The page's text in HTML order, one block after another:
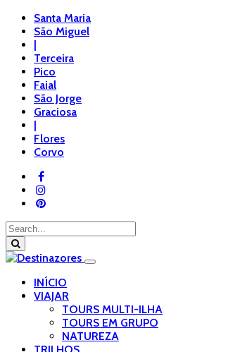
Santa Maria
São Miguel
|
Terceira
Pico
Faial
São Jorge
Graciosa
|
Flores
Corvo
INÍCIO
VIAJAR
TOURS MULTI-ILHA
TOURS EM GRUPO
NATUREZA